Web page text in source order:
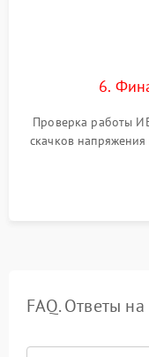
6.
Проверка работы
скачков
времени
FAQ. Ответы